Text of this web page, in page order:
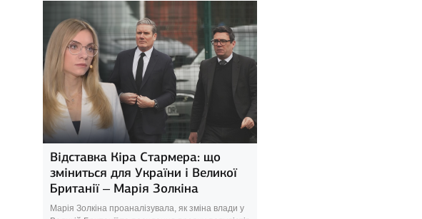
Відставка Кіра Стармера: що
зміниться для України і Великої
Британії – Марія Золкіна
Марія Золкіна проаналізувала, як зміна влади у